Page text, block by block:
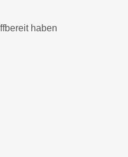
haben